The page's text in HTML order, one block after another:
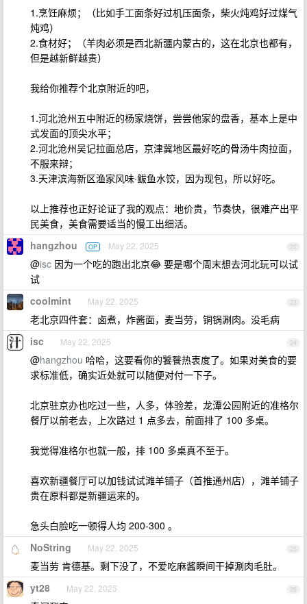
1.烹饪麻烦；（比如手工面条好过机压面条，柴火炖鸡好过煤气
炖鸡）
2.食材好；（羊肉必须是西北新疆内蒙古的，这在北京也都有，
但是越新鲜越贵）
我给你推荐个北京附近的吧，
1.河北沧州五中附近的杨家烧饼，尝尝他家的盘香，基本上是中
式发面的顶尖水平；
2.河北沧州吴记拉面总店，京津冀地区最好吃的骨汤牛肉拉面，
不服来辩；
3.天津滨海新区渔家风味·鲅鱼水饺，因为现包，所以好吃。
以上推荐也正好论证了我的观点：地价贵，节奏快，很难产出平
民美食，美食需要适当的慢工出细活。
22
hangzhou OP May 22, 2025
@isc 因为一个吃的跑出北京😂 要是哪个周末想去河北玩可以试
试
23
coolmint May 22, 2025
老北京四件套：卤煮，炸酱面，麦当劳，铜锅涮肉。没毛病
24
isc May 22, 2025
@hangzhou 哈哈，这要看你的饕餮热衷度了。如果对美食的要
求标准低，确实近处就可以随便对付一下子。
北京驻京办也吃过一些，人多，体验差，龙潭公园附近的准格尔
餐厅以前老去，上次路过 1 点多去，前面排了 100 多桌。
我觉得准格尔也就一般，排 100 多桌真不至于。
喜欢新疆餐厅可以加钱试试滩羊铺子（首推通州店），滩羊铺子
贵在原料都是新疆运来的。
急头白脸吃一顿得人均 200-300 。
25
NoString May 22, 2025
麦当劳 肯德基。剩下没了，不爱吃麻酱瞬间干掉涮肉毛肚。
26
yt28 May 22, 2025